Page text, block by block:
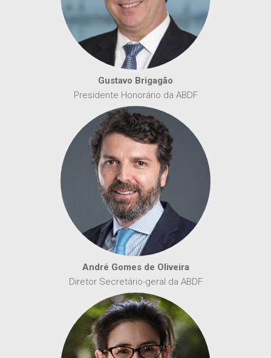
Gustavo Brigagão
Presidente Honorário da ABDF
André Gomes de Oliveira
Diretor Secretário-geral da ABDF